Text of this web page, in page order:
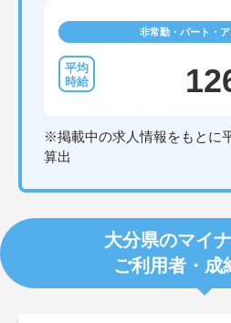
非常勤・パート・
※掲載中の求人情報をもとに
算出
大分県のマイ
ご利用者・成